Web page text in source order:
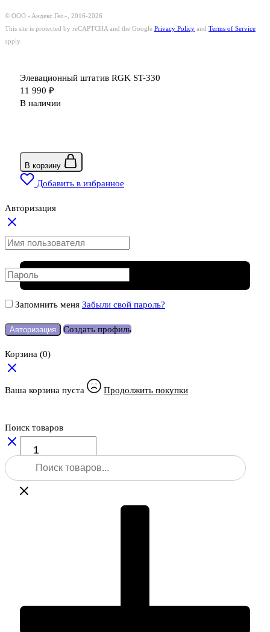
© ООО «Андекс Гео», 2016-2026
This site is protected by reCAPTCHA and the Google Privacy Policy and Terms of Service
apply.
Элевационный штатив RGK ST-330
11 990 ₽
В наличии
Количество
товара
Элевационный
RGK
В корзину
Добавить в избранное
Авторизация
Запомнить меня Забыли свой пароль?
Авторизация Создать профиль
Корзина (0)
Ваша корзина пуста Продолжить покупки
Поиск товаров
Поиск
товаров